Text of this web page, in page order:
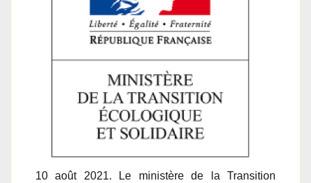
10 août 2021. Le ministère de la Transition